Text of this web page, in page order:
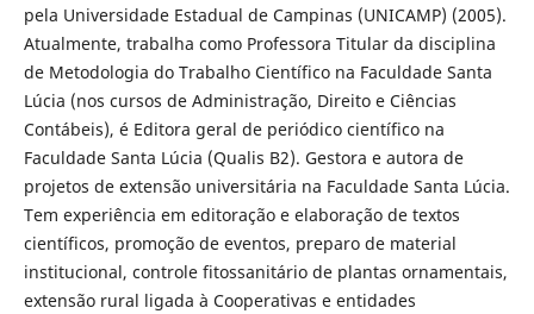
pela Universidade Estadual de Campinas (UNICAMP) (2005).
Atualmente, trabalha como Professora Titular da disciplina
de Metodologia do Trabalho Científico na Faculdade Santa
Lúcia (nos cursos de Administração, Direito e Ciências
Contábeis), é Editora geral de periódico científico na
Faculdade Santa Lúcia (Qualis B2). Gestora e autora de
projetos de extensão universitária na Faculdade Santa Lúcia.
Tem experiência em editoração e elaboração de textos
científicos, promoção de eventos, preparo de material
institucional, controle fitossanitário de plantas ornamentais,
extensão rural ligada à Cooperativas e entidades